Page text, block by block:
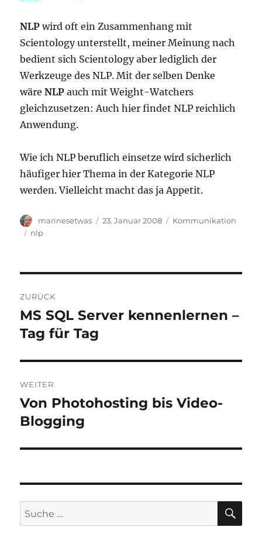
NLP wird oft ein Zusammenhang mit
Scientology unterstellt, meiner Meinung nach
bedient sich Scientology aber lediglich der
Werkzeuge des NLP. Mit der selben Denke
wäreNLP auch mit Weight-Watchers
gleichzusetzen: Auch hier findet NLP reichlich
Anwendung.
Wie ich NLP beruflich einsetze wird sicherlich
häufiger hier Thema in der Kategorie NLP
werden. Vielleicht macht das ja Appetit.
Autor
marinesetwas
Veröffentlicht
23. Januar 2008 Kategorien
Kommunikation
Schlagwörter
nlp
ZURÜCK
Vorheriger
Beitrag:
MS SQL Server kennenlernen –
Tag für Tag
WEITER
Nächster
Beitrag:
Von Photohosting bis Video-
Blogging
Suche
nach: